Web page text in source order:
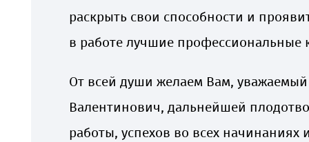
раскрыть свои способности и
в работе лучшие профессиональные
От всей души желаем Вам, уважаемый
Валентинович, дальнейшей
работы, успехов во всех начинаниях